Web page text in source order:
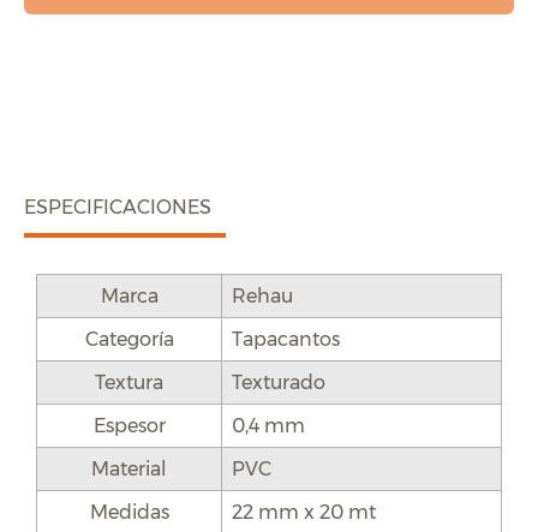
ESPECIFICACIONES
Marca
Rehau
Categoría
Tapacantos
Textura
Texturado
Espesor
0,4 mm
Material
PVC
Medidas
22 mm x 20 mt